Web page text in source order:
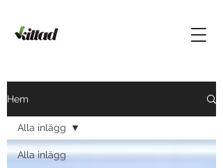
Hem
Alla inlägg
Alla inlägg